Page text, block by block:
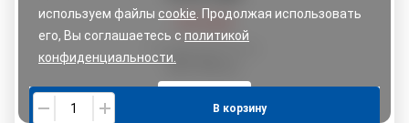
используем файлы cookie . Продолжая использовать
его, Вы соглашаетесь с политикой
конфиденциальности.
207,96руб.
207,96
В корзину